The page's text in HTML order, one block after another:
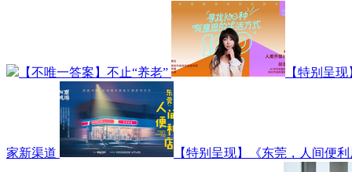
【不唯一答案】不止“养老” 【特别呈
家新渠道 【特别呈现】《东莞，人间便